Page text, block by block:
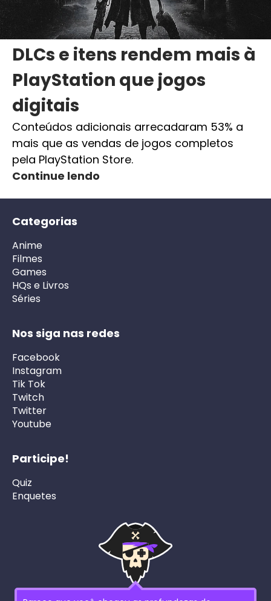
DLCs e itens rendem mais à
PlayStation que jogos
digitais
Conteúdos adicionais arrecadaram 53% a
mais que as vendas de jogos completos
pela PlayStation Store.
Continue lendo
Categorias
Anime
Filmes
Games
HQs e Livros
Séries
Nos siga nas redes
Facebook
Instagram
Tik Tok
Twitch
Twitter
Youtube
Participe!
Quiz
Enquetes